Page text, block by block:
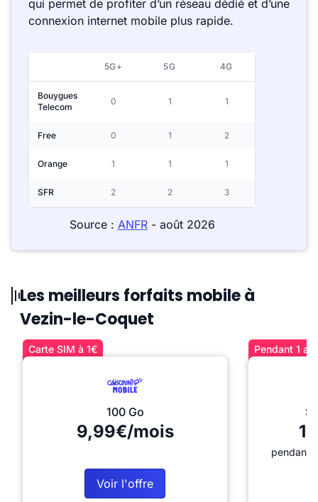
qui permet de profiter d’un réseau dédié et d’une
connexion internet mobile plus rapide.
5G+ 5G 4G
Bouygues
Telecom
0 1 1
Free 0 1 2
Orange 1 1 1
SFR 2 2 3
Source : ANFR- août 2026
Les meilleurs forfaits mobile à
Vezin-le-Coquet
Carte SIM à 1€
100 Go
9,99€/mois
Voir l'offre
Pendant 1
pendant